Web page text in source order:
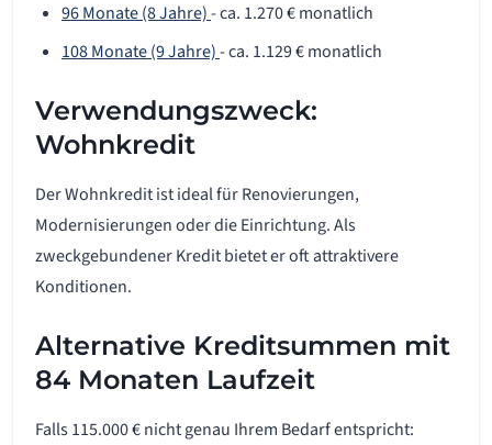
96 Monate (8 Jahre)- ca. 1.270 € monatlich
108 Monate (9 Jahre)- ca. 1.129 € monatlich
Verwendungszweck:
Wohnkredit
Der Wohnkredit ist ideal für Renovierungen,
Modernisierungen oder die Einrichtung. Als
zweckgebundener Kredit bietet er oft attraktivere
Konditionen.
Alternative Kreditsummen mit
84 Monaten Laufzeit
Falls 115.000 € nicht genau Ihrem Bedarf entspricht: